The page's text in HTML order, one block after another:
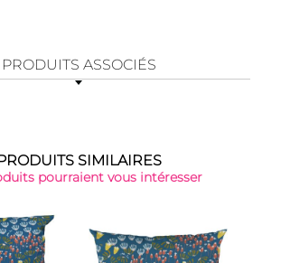
PRODUITS ASSOCIÉS
SIMILAIRES
pourraient vous intéresser